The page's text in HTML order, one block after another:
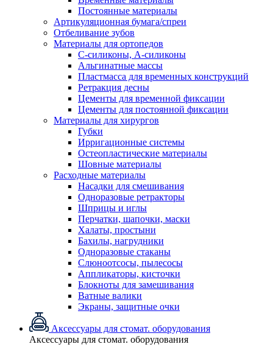
Постоянные материалы
Артикуляционная бумага/спреи
Отбеливание зубов
Материалы для ортопедов
C-силиконы, А-силиконы
Альгинатные массы
Пластмасса для временных конструкций
Ретракция десны
Цементы для временной фиксации
Цементы для постоянной фиксации
Материалы для хирургов
Губки
Ирригационные системы
Остеопластические материалы
Шовные материалы
Расходные материалы
Насадки для смешивания
Одноразовые ретракторы
Шприцы и иглы
Перчатки, шапочки, маски
Халаты, простыни
Бахилы, нагрудники
Одноразовые стаканы
Слюноотсосы, пылесосы
Аппликаторы, кисточки
Блокноты для замешивания
Ватные валики
Экраны, защитные очки
Аксессуары для стомат. оборудования
Аксессуары для стомат. оборудования